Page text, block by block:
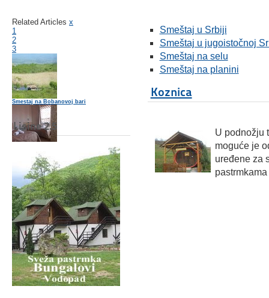
Related Articles x
1
2
3
Smestaj na Bobanovoj bari
Hoteli u Novom Sadu Hotel Vigor
Hotel Gymnas
Lisine 2.5
Smeštaj u Srbiji
Smeštaj u jugoistočnoj
Smeštaj na selu
Smeštaj na planini
Koznica
U podnožju
moguće je
uređene za
pastrmkama